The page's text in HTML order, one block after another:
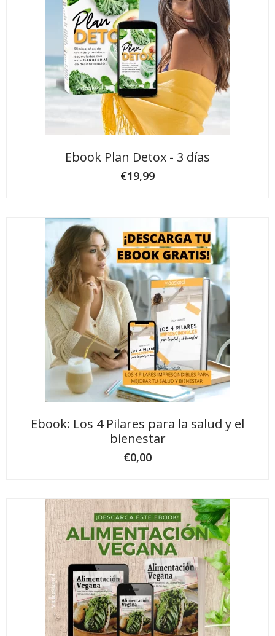
Ebook Plan Detox - 3 días
€19,99
Ebook: Los 4 Pilares para la salud y el
bienestar
€0,00